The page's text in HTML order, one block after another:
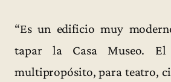
“Es un edificio muy
tapar la Casa Museo. El
multipropósito, para teatro,